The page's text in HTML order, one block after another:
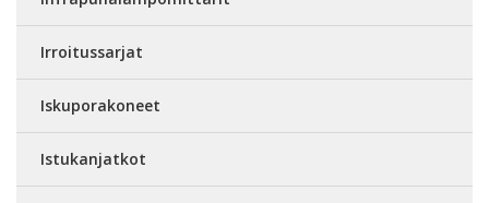
Irroitussarjat
Iskuporakoneet
Istukanjatkot